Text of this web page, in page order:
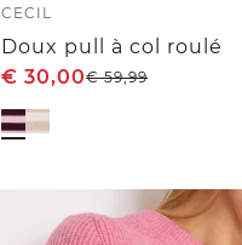
CECIL
Doux pull à col roulé
€ 30,00€59,99